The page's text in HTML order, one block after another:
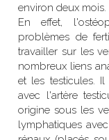
environ deux mois.
En effet,
problèmes de
travailler sur les
nombreux liens
et les testicules.
avec l'artère
origine sous les
lymphatiques